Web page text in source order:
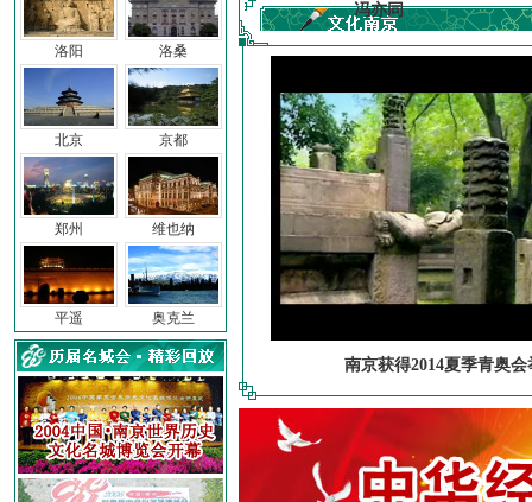
洛阳
北京
郑州
平遥
洛桑
京都
维也纳
奥克兰
前子 冯亦同
南京获得2014夏季青奥会